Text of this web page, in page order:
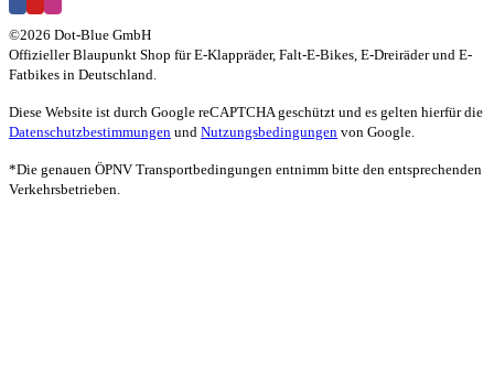
©2026 Dot-Blue GmbH
Offizieller Blaupunkt Shop für E-Klappräder, Falt-E-Bikes, E-Dreiräder und E-
Fatbikes in Deutschland.
Diese Website ist durch Google reCAPTCHA geschützt und es gelten hierfür die
Datenschutzbestimmungen und Nutzungsbedingungen von Google.
*Die genauen ÖPNV Transportbedingungen entnimm bitte den entsprechenden
Verkehrsbetrieben.